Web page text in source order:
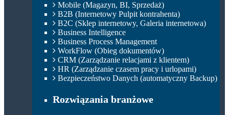
Mobile (Magazyn, BI, Sprzedaż)
B2B (Internetowy Pulpit kontrahenta)
B2C (Sklep internetowy, Galeria internetowa)
Business Intelligence
Business Process Management
WorkFlow (Obieg dokumentów)
CRM (Zarządzanie relacjami z klientem)
HR (Zarządzanie czasem pracy i urlopami)
Bezpieczeństwo Danych (automatyczny Backup)
Rozwiązania branżowe